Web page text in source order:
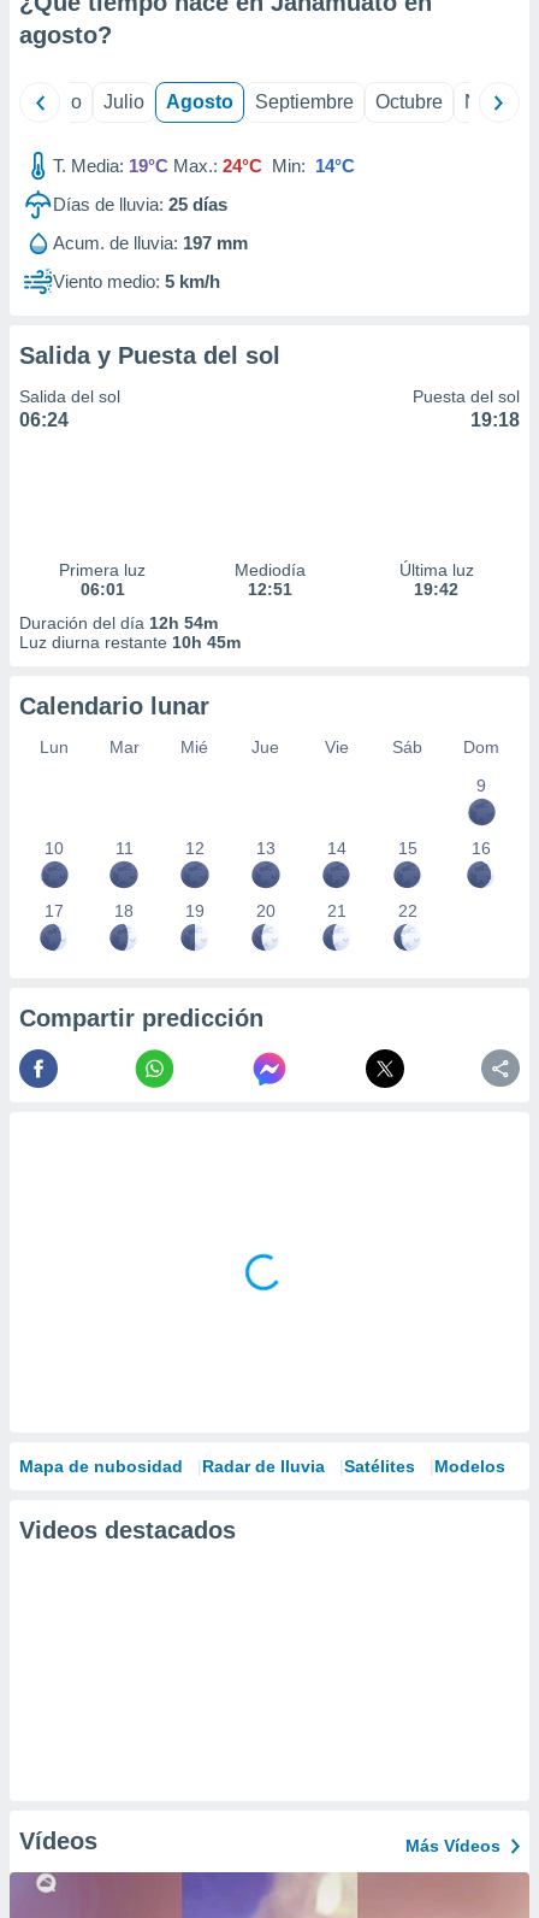
e
publicidad
publicidad
de
agosto?
Junio Julio Agosto Septiembre Octubre
T. Media: 19°C Max.: 24°C Min: 14°C
Días de lluvia: 25 días
Acum. de lluvia: 197 mm
Viento medio: 5 km/h
Salida y Puesta del sol
Salida del sol
06:24
Puesta del sol
19:18
Primera luz
06:01
Mediodía
12:51
Última luz
19:42
Duración del día 12h 54m
Luz diurna restante 10h 45m
Calendario lunar
Lun Mar Mié Jue Vie Sáb
Dom
9
10 11 12 13 14 15 16
17 18 19 20 21 22
Compartir predicción
Mapa de nubosidad Radar de lluvia Satélites Modelos
Videos destacados
Vídeos Más Vídeos